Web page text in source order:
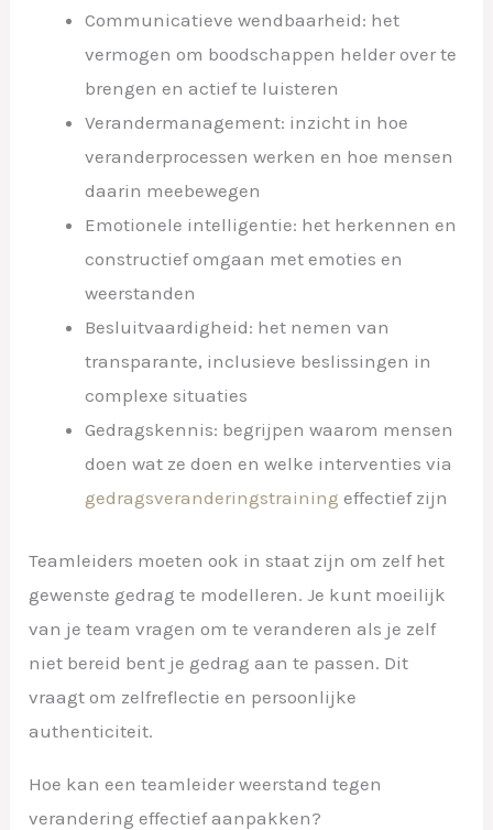
Communicatieve wendbaarheid: het
vermogen om boodschappen helder over te
brengen en actief te luisteren
Verandermanagement: inzicht in hoe
veranderprocessen werken en hoe mensen
daarin meebewegen
Emotionele intelligentie: het herkennen en
constructief omgaan met emoties en
weerstanden
Besluitvaardigheid: het nemen van
transparante, inclusieve beslissingen in
complexe situaties
Gedragskennis: begrijpen waarom mensen
doen wat ze doen en welke interventies via
gedragsveranderingstraining effectief zijn
Teamleiders moeten ook in staat zijn om zelf het
gewenste gedrag te modelleren. Je kunt moeilijk
van je team vragen om te veranderen als je zelf
niet bereid bent je gedrag aan te passen. Dit
vraagt om zelfreflectie en persoonlijke
authenticiteit.
Hoe kan een teamleider weerstand tegen
verandering effectief aanpakken?